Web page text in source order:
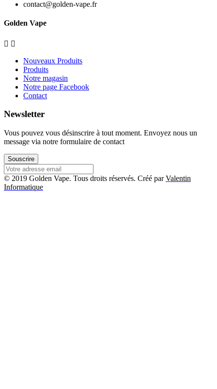
contact@golden-vape.fr
Golden Vape
 
Nouveaux Produits
Produits
Notre magasin
Notre page Facebook
Contact
Newsletter
Vous pouvez vous désinscrire à tout moment. Envoyez nous un
message via notre formulaire de contact
Souscrire
© 2019 Golden Vape. Tous droits réservés. Créé parValentin
Informatique